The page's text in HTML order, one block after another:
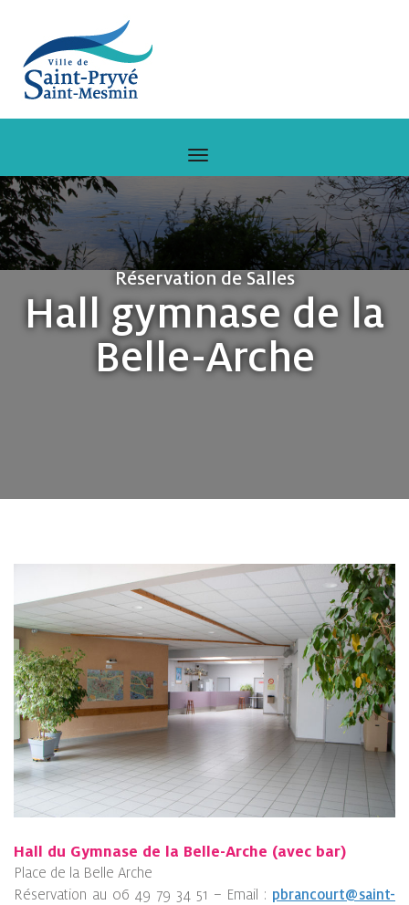
Réservation de Salles
Hall gymnase de la
Belle-Arche
Hall du Gymnase de la Belle-Arche (avec bar)
Place de la Belle Arche
Réservation au 06 49 79 34 51 – Email : pbrancourt@saint-